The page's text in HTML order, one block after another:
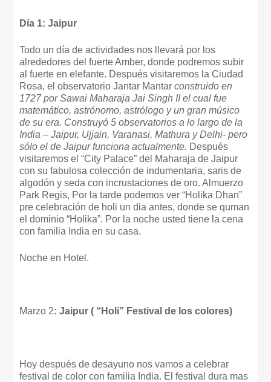
Día 1: Jaipur
Todo un día de actividades nos llevará por los
alrededores del fuerte Amber, donde podremos subir
al fuerte en elefante. Después visitaremos la Ciudad
Rosa, el observatorio Jantar Mantarconstruido en
1727 por Sawai Maharaja Jai Singh II el cual fue
matemático, astrónomo, astrólogo y un gran músico
de su era. Construyó 5 observatorios a lo largo de la
India – Jaipur, Ujjain, Varanasi, Mathura y Delhi- pero
sólo el de Jaipur funciona actualmente. Después
visitaremos el “City Palace” del Maharaja de Jaipur
con su fabulosa colección de indumentaria, saris de
algodón y seda con incrustaciones de oro. Almuerzo
Park Regis, Por la tarde podemos ver “Holika Dhan”
pre celebración de holi un dia antes, donde se quman
el dominio “Holika”. Por la noche usted tiene la cena
con familia India en su casa.
Noche en Hotel.
Marzo 2: Jaipur ( “Holi” Festival de los colores)
Hoy después de desayuno nos vamos a celebrar
festival de color con familia India. El festival dura mas